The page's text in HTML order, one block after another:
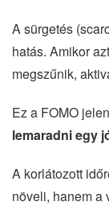
A sürgetés
hatás. Amikor
megszűnik,
Ez a FOMO
lemaradni egy
A korlátozott
növeli, hanem a